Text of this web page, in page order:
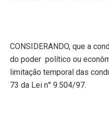
CONSIDERANDO, que a
do poder político ou
limitação temporal das
73 da Lei n° 9.504/97.